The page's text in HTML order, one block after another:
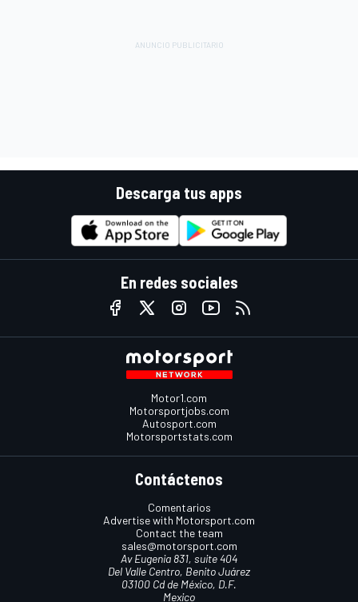
Descarga tus apps
En redes sociales
Motor1.com
Motorsportjobs.com
Autosport.com
Motorsportstats.com
Contáctenos
Comentarios
Advertise with Motorsport.com
Contact the team
sales@motorsport.com
Av Eugenia 831, suite 404
Del Valle Centro, Benito Juárez
03100 Cd de México, D.F.
Mexico